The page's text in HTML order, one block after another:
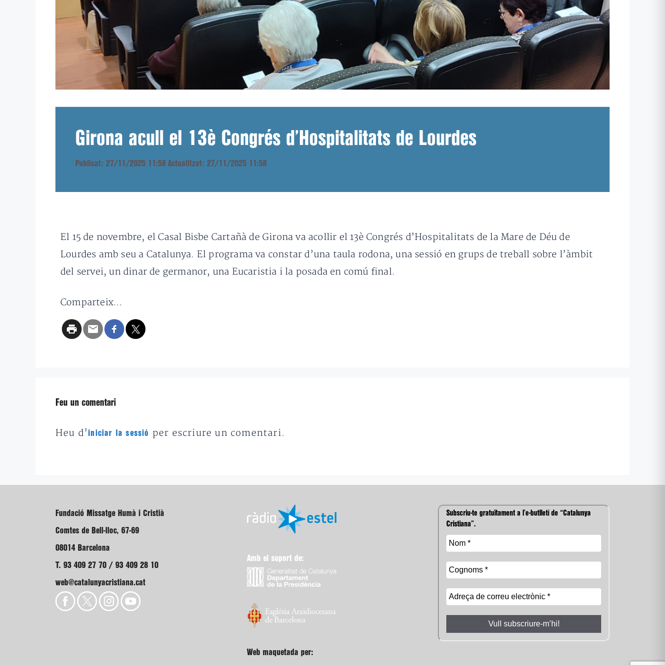
Girona acull el 13è Congrés d’Hospitalitats de Lourdes
Publicat: 27/11/2025 11:58 Actualitzat: 27/11/2025 11:58
El 15 de novembre, el Casal Bisbe Cartañà de Girona va acollir el 13è Congrés d’Hospitalitats de la Mare de Déu de
Lourdes amb seu a Catalunya. El programa va constar d’una taula rodona, una sessió en grups de treball sobre l’àmbit
del servei, un dinar de germanor, una Eucaristia i la posada en comú final.
Comparteix...
Feu un comentari
Heu d'iniciar la sessió per escriure un comentari.
Fundació Missatge Humà i Cristià
Comtes de Bell-lloc, 67-69
08014 Barcelona
T. 93 409 27 70 / 93 409 28 10
web@catalunyacristiana.cat
Amb el suport de:
Web maquetada per:
Subscriu-te gratuïtament a l’e-butlletí de “Catalunya
Cristiana”.